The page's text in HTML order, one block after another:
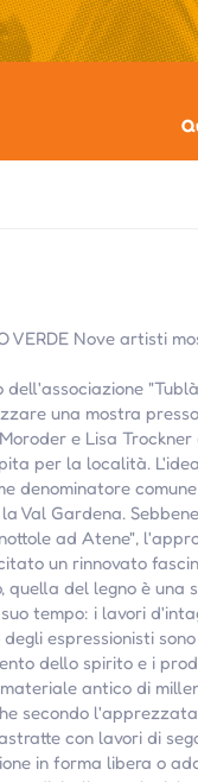
VERDE Nove artisti
dell'associazione
una mostra
e Lisa
per la località.
denominatore
Val Gardena.
ad Atene",
un rinnovato
del legno è una
tempo: i lavori
espressionisti
dello spirito e i
antico di
secondo
con lavori di
in forma libera o